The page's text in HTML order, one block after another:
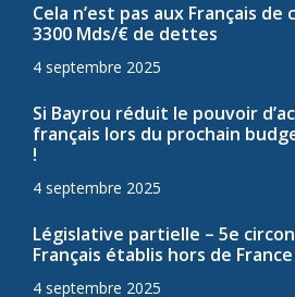
Cela n’est pas aux Français de
3300 Mds/€ de dettes
4 septembre 2025
Si Bayrou réduit le pouvoir
français lors du prochain
!
4 septembre 2025
Législative partielle – 5e
Français établis hors de France
4 septembre 2025